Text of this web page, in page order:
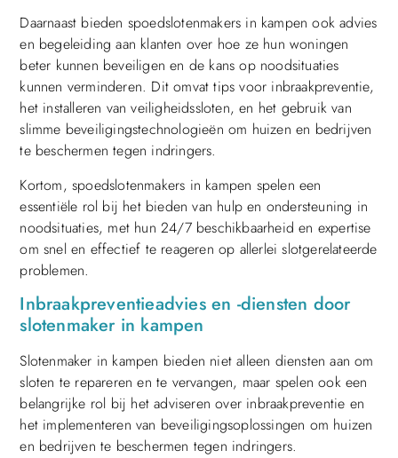
Daarnaast bieden spoedslotenmakers in kampen ook advies
en begeleiding aan klanten over hoe ze hun woningen
beter kunnen beveiligen en de kans op noodsituaties
kunnen verminderen. Dit omvat tips voor inbraakpreventie,
het installeren van veiligheidssloten, en het gebruik van
slimme beveiligingstechnologieën om huizen en bedrijven
te beschermen tegen indringers.
Kortom, spoedslotenmakers in kampen spelen een
essentiële rol bij het bieden van hulp en ondersteuning in
noodsituaties, met hun 24/7 beschikbaarheid en expertise
om snel en effectief te reageren op allerlei slotgerelateerde
problemen.
Inbraakpreventieadvies en -diensten door
slotenmaker in kampen
Slotenmaker in kampen bieden niet alleen diensten aan om
sloten te repareren en te vervangen, maar spelen ook een
belangrijke rol bij het adviseren over inbraakpreventie en
het implementeren van beveiligingsoplossingen om huizen
en bedrijven te beschermen tegen indringers.